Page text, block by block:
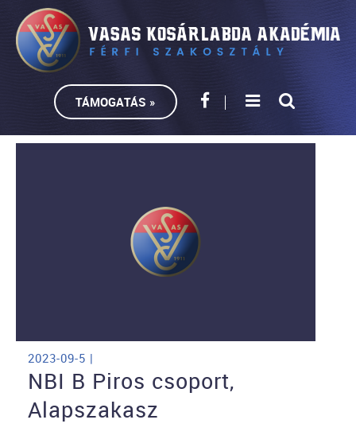
TÁMOGATÁS »
2023-09-5 |
NBI B Piros csoport,
Alapszakasz